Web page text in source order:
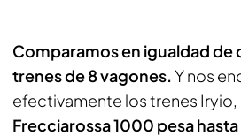
Comparamos en igualdad de
trenes de 8 vagones.Y nos
efectivamente los trenes
Frecciarossa 1000 pesa